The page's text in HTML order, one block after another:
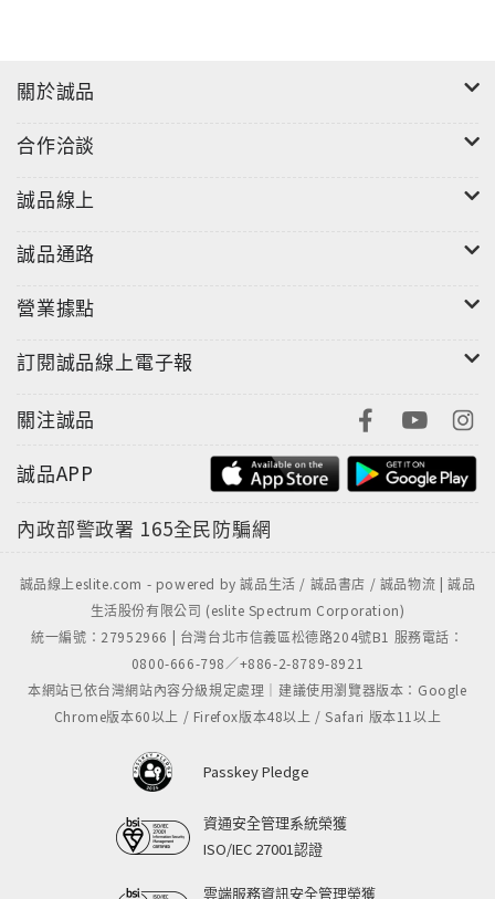
關於誠品
合作洽談
誠品線上
誠品通路
營業據點
訂閱誠品線上電子報
關注誠品
誠品APP
內政部警政署 165全民防騙網
誠品線上eslite.com - powered by 誠品生活 / 誠品書店 / 誠品物流 | 誠品
生活股份有限公司 (eslite Spectrum Corporation)
統一編號：27952966 | 台灣台北市信義區松德路204號B1 服務電話：
0800-666-798／+886-2-8789-8921
本網站已依台灣網站內容分級規定處理｜建議使用瀏覽器版本：Google
Chrome版本60以上 / Firefox版本48以上 / Safari 版本11以上
Passkey Pledge
資通安全管理系統榮獲
ISO/IEC 27001認證
雲端服務資訊安全管理榮獲